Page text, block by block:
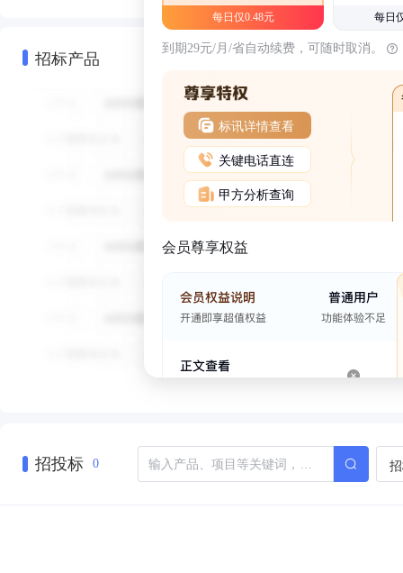
招标产品
每日仅0.48元 每日
到期29元/月/省自动续费，可随时取消。
标讯详情查看
关键电话直连
甲方分析查询
会员尊享权益
招投标 0